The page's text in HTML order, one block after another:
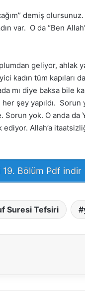
demiş
var. O da “Ben
geliyor, ahlak
kadın tüm kapıları
mı diye baksa bile
şey yapıldı.
yok. O anda da
Allah’a
Bölüm Pdf indir
Suresi Tefsiri
Rap’i
yetenek: